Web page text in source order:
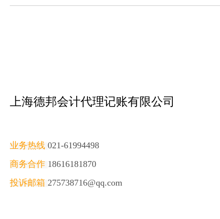
上海德邦会计代理记账有限公司
业务热线 021-61994498
商务合作 18616181870
投诉邮箱 275738716@qq.com